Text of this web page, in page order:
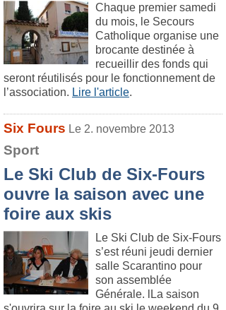
Chaque premier samedi
du mois, le Secours
Catholique organise une
brocante destinée à
recueillir des fonds qui
seront réutilisés pour le fonctionnement de
l’association. Lire l'article.
Six Fours Le 2. novembre 2013
Sport
Le Ski Club de Six-Fours
ouvre la saison avec une
foire aux skis
Le Ski Club de Six-Fours
s’est réuni jeudi dernier
salle Scarantino pour
son assemblée
Générale. lLa saison